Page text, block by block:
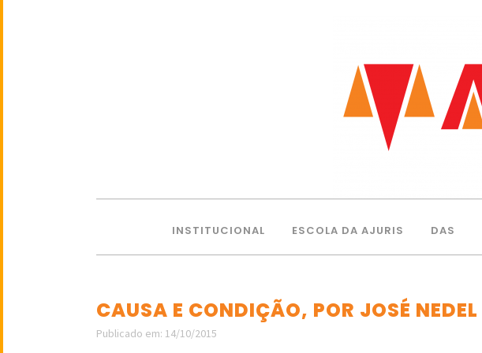
INSTITUCIONAL ESCOLA DA AJURIS DAS
CAUSA E CONDIÇÃO, POR JOSÉ NEDEL
Publicado em: 14/10/2015